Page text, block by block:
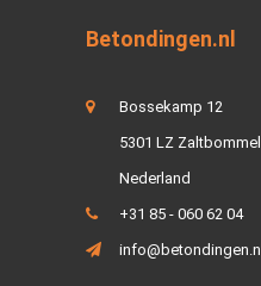
Betondingen.nl
Bossekamp 12
5301 LZ Zaltbommel
Nederland
+31 85 - 060 62 04
info@betondingen.nl